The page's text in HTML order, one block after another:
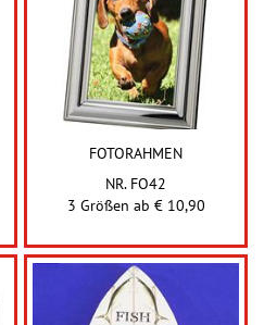
FOTORAHMEN
NR. FO42
3 Größen ab € 10,90